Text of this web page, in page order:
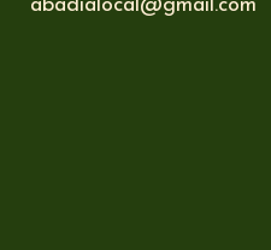
abadialocal@gmail.com